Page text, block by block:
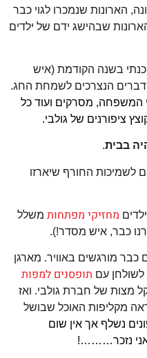
הארונות שנמכרו לגוי כבר
שבהישג ידם של ילדים
בשנה הקודמת (איש
הנצרכים לשמחת החג.
המשפחה, מסרקים ועוד כל
ציפורנים של גולבי.
בבית.
לשמיכות החורף שיארזו
מחזיקי מפתחות משלל
כבר, איש מסדר!).
מורגשים באוויר. מארגן
עם תופסנים למפות
מצות של חברת גולבי. ואז
מקליפות האוכל שבושל
נשלף אך אין שום
אני נזכר………!